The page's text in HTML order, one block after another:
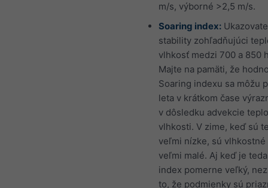
m/s, výborné >2,5 m/s.
Soaring index:
stability zohľadňujúci
vlhkosť medzi 700 a 850
Majte na pamäti, že
Soaring indexu sa môžu
leta v krátkom čase
v dôsledku advekcie
vlhkosti. V zime, keď sú
veľmi nízke, sú vlhkostné
veľmi malé. Aj keď je
index pomerne veľký,
to, že podmienky sú